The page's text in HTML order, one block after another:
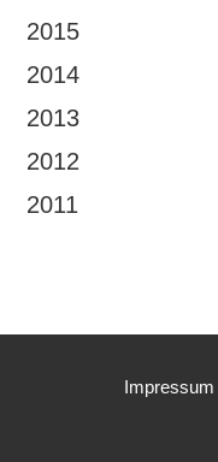
2015
2014
2013
2012
2011
Impressum